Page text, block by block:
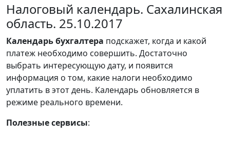
Налоговый календарь. Сахалинская
область. 25.10.2017
Календарьбухгалтера подскажет, когда и какой
платеж необходимо совершить. Достаточно
выбрать интересующую дату, и появится
информация о том, какие налоги необходимо
уплатить в этот день. Календарь обновляется в
режиме реального времени.
Полезные сервисы: